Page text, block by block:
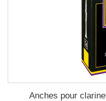
Anches pour